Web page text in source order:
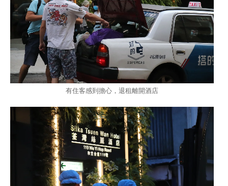
有住客感到擔心，退租離開酒店